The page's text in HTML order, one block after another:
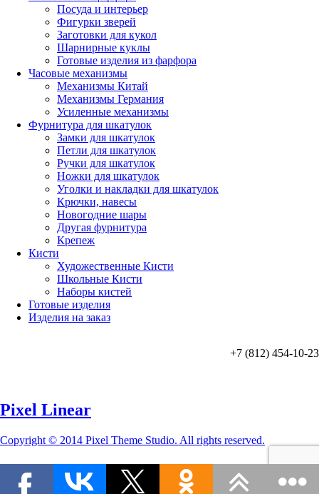
Посуда и интерьер
Фигурки зверей
Заготовки для кукол
Шарнирные куклы
Готовые изделия из фарфора
Часовые механизмы
Механизмы Китай
Механизмы Германия
Усиленные механизмы
Фурнитура для шкатулок
Замки для шкатулок
Петли для шкатулок
Ручки для шкатулок
Ножки для шкатулок
Уголки и накладки для шкатулок
Крючки, навесы
Новогодние шары
Другая фурнитура
Крепеж
Кисти
Художественные Кисти
Школьные Кисти
Наборы кистей
Готовые изделия
Изделия на заказ
+7 (812) 454-10-23
Pixel Linear
Copyright © 2014 Pixel Theme Studio. All rights reserved.